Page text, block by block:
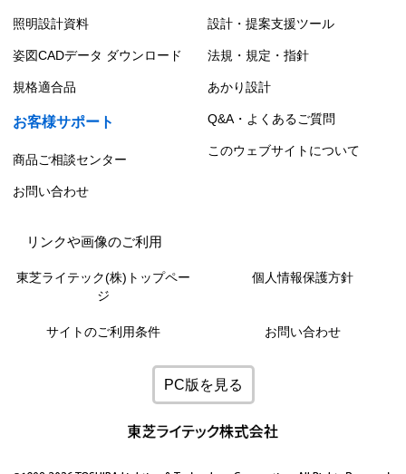
照明設計資料 設計・提案支援ツール
姿図CADデータ ダウンロード 法規・規定・指針
規格適合品 あかり設計
お客様サポート Q&A・よくあるご質問
商品ご相談センター
このウェブサイトについて
お問い合わせ
リンクや画像のご利用
東芝ライテック(株)トップペー
ジ
個人情報保護方針
サイトのご利用条件 お問い合わせ
PC版を見る